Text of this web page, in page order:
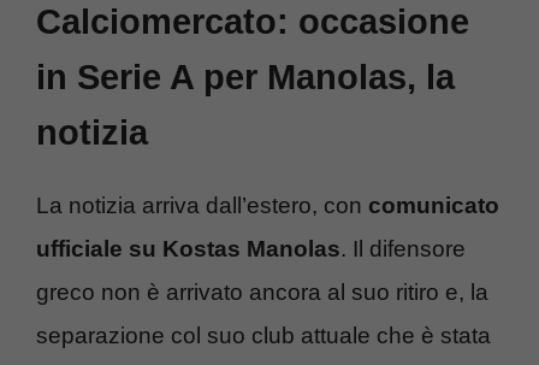
Calciomercato: occasione
in Serie A per Manolas, la
notizia
La notizia arriva dall’estero, con comunicato
ufficiale su Kostas Manolas. Il difensore
greco non è arrivato ancora al suo ritiro e, la
separazione col suo club attuale che è stata